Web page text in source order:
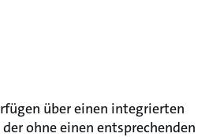
über einen integrierten
ohne einen entsprechenden